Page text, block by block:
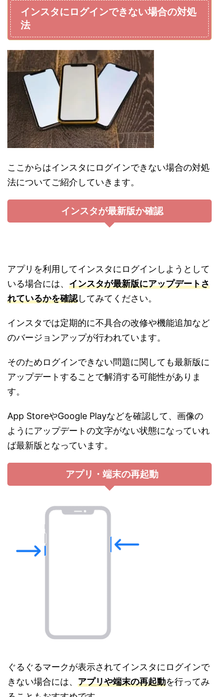
インスタにログインできない場合の対処
法
ここからはインスタにログインできない場合の対処
法についてご紹介していきます。
インスタが最新版か確認
アプリを利用してインスタにログインしようとして
いる場合には、 インスタが最新版にアップデートさ
れているかを確認してみてください。
インスタでは定期的に不具合の改修や機能追加など
のバージョンアップが行われています。
そのためログインできない問題に関しても最新版に
アップデートすることで解消する可能性がありま
す。
App StoreやGoogle Playなどを確認して、画像の
ようにアップデートの文字がない状態になっていれ
ば最新版となっています。
アプリ・端末の再起動
ぐるぐるマークが表示されてインスタにログインで
きない場合には、 アプリや端末の再起動を行ってみ